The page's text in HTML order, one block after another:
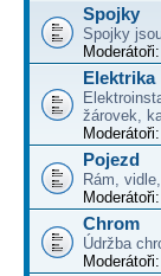
Spojky
Spojky
Moderátoři:
Elektrika
žárovek,
Moderátoři:
Pojezd
Rám,
Moderátoři:
Chrom
Údržba
Moderátoři: